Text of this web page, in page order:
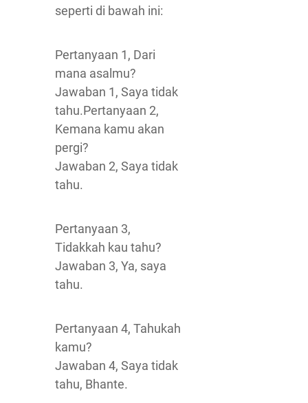
seperti di bawah ini:
Pertanyaan 1, Dari
mana asalmu?
Jawaban 1, Saya tidak
tahu.Pertanyaan 2,
Kemana kamu akan
pergi?
Jawaban 2, Saya tidak
tahu.
Pertanyaan 3,
Tidakkah kau tahu?
Jawaban 3, Ya, saya
tahu.
Pertanyaan 4, Tahukah
kamu?
Jawaban 4, Saya tidak
tahu, Bhante.